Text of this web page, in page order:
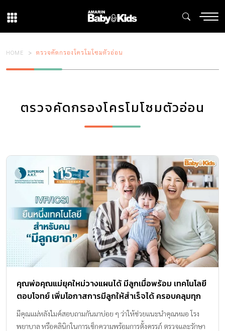
HOME ตรวจคัดกรองโครโมโซมตัวอ่อน
ตรวจคัดกรองโครโมโซมตัวอ่อน
คุณพ่อคุณแม่ยุคใหม่วางแผนได้ มีลูกเมื่อพร้อม เทคโนโลยี
ตอบโจทย์ เพิ่มโอกาสการมีลูกให้สำเร็จได้ ครอบคลุมทุก
ขั้นตอนการรักษา พร้อมออกแบบแผนการรักษาเฉพาะ
แต่ละครอบครัว ที่ “Superior A.R.T.”
มีคุณแม่หลังไมค์สอบถามกันมาบ่อย ๆ ว่าให้ช่วยแนะนำคุณหมอ โรง
พยาบาล หรือคลินิกในการเช็กความพร้อมการตั้งครรภ์ ตรวจและรักษา